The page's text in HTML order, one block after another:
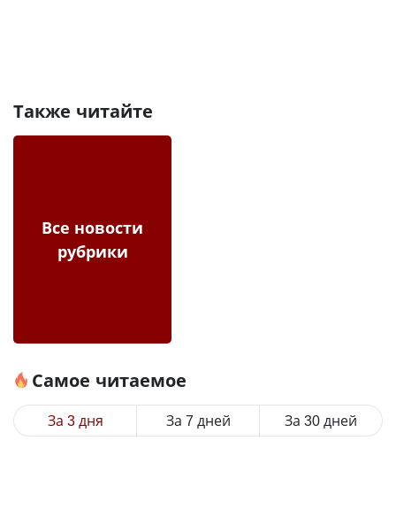
Также читайте
Все новости
рубрики
Самое читаемое
За 3 дня За 7 дней За 30 дней